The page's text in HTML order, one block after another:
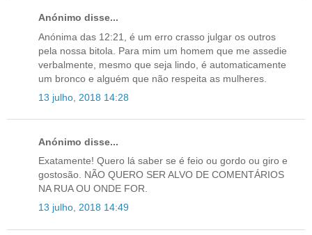
Anónimo disse...
Anónima das 12:21, é um erro crasso julgar os outros
pela nossa bitola. Para mim um homem que me assedie
verbalmente, mesmo que seja lindo, é automaticamente
um bronco e alguém que não respeita as mulheres.
13 julho, 2018 14:28
Anónimo disse...
Exatamente! Quero lá saber se é feio ou gordo ou giro e
gostosão. NÃO QUERO SER ALVO DE COMENTÁRIOS
NA RUA OU ONDE FOR.
13 julho, 2018 14:49